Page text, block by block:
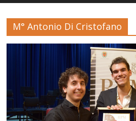
M° Antonio Di Cristofano